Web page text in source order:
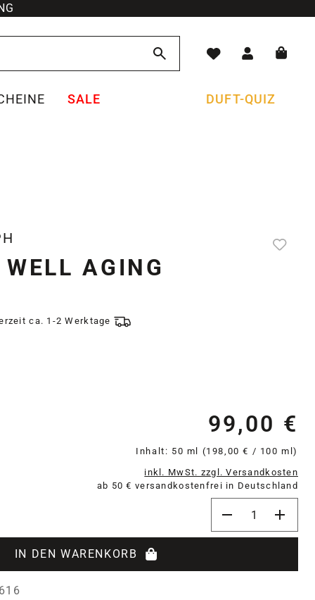
SALE DUFT-QUIZ
AGING
ca. 1-2 Werktage
99,00 €
Inhalt: 50 ml (198,00 € / 100 ml)
inkl. MwSt. zzgl. Versandkosten
ab 50 € versandkostenfrei in Deutschland
IN DEN WARENKORB